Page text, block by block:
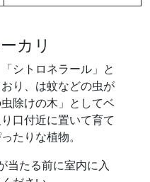
カリ
シトロネラール」と
り、は蚊などの虫が
除けの木」としてベ
口付近に置いて育て
たりな植物。
たる前に室内に入